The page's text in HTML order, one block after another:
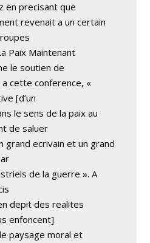
en precisant que
revenait a un certain
Paix Maintenant
le soutien de
a cette conference, «
[d’un
le sens de la paix au
de saluer
grand ecrivain et un grand
de la guerre ». A
depit des realites
enfoncent]
paysage moral et